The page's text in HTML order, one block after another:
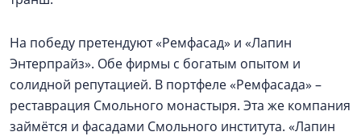
На победу претендуют «Ремфасад» и «Лапин
Энтерпрайз». Обе фирмы с богатым опытом и
солидной репутацией. В портфеле «Ремфасада» –
реставрация Смольного монастыря. Эта же компания
займётся и фасадами Смольного института. «Лапин